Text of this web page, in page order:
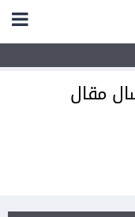
مقال